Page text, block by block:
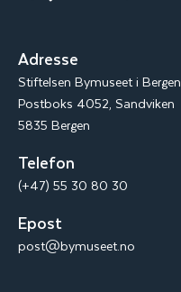
Adresse
Stiftelsen Bymuseet i Bergen
Postboks 4052, Sandviken
5835 Bergen
Telefon
(+47) 55 30 80 30
Epost
post@bymuseet.no